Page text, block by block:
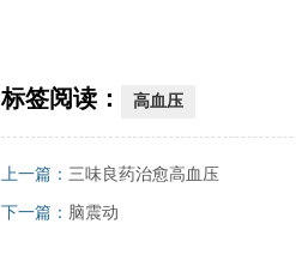
标签阅读： 高血压
上一篇： 三味良药治愈高血压
下一篇： 脑震动